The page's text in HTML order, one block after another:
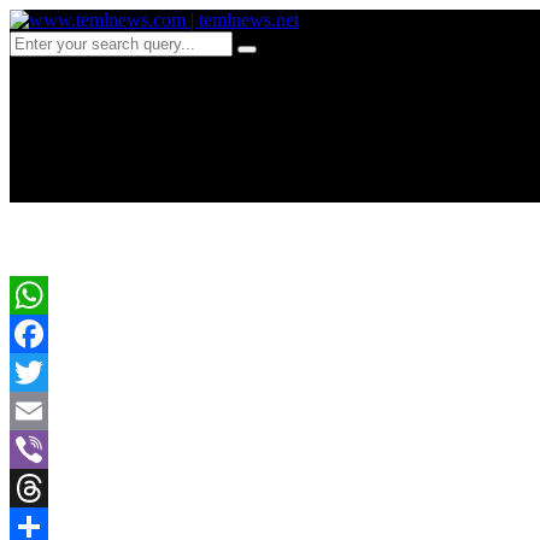
WhatsApp
Facebook
Twitter
Email
Viber
Threads